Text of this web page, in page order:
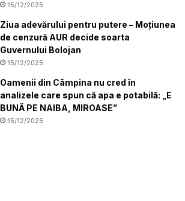
15/12/2025
Ziua adevărului pentru putere – Moțiunea
de cenzură AUR decide soarta
Guvernului Bolojan
15/12/2025
Oamenii din Câmpina nu cred în
analizele care spun că apa e potabilă: „E
BUNĂ PE NAIBA, MIROASE”
15/12/2025